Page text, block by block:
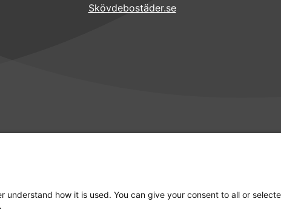
Skövdebostäder.se
how it is used. You can give your consent to all or